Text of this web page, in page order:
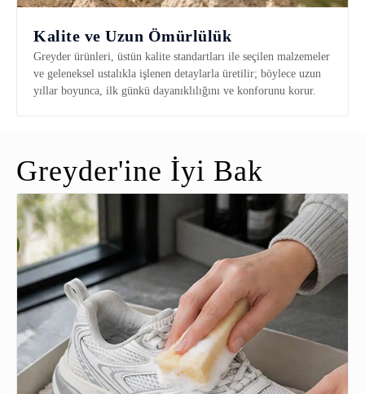
Kalite ve Uzun Ömürlülük
Greyder ürünleri, üstün kalite standartları ile seçilen malzemeler
ve geleneksel ustalıkla işlenen detaylarla üretilir; böylece uzun
yıllar boyunca, ilk günkü dayanıklılığını ve konforunu korur.
Greyder'ine İyi Bak